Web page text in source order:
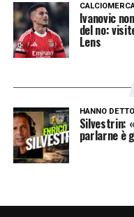
Ivanovic
del no:
Lens
HANNO DETTO
Silvestrin:
parlarne è